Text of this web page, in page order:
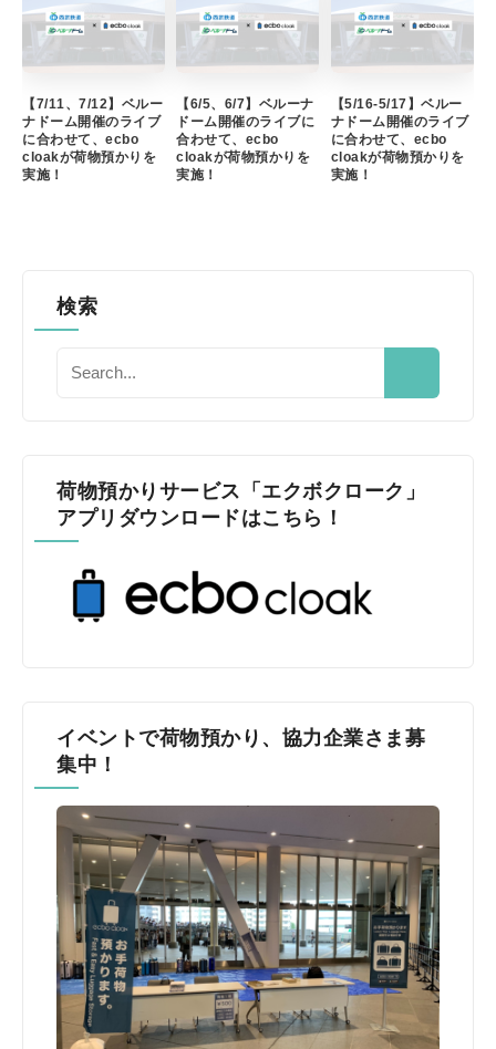
【7/11、7/12】ベルー
ナドーム開催のライブ
に合わせて、ecbo
cloakが荷物預かりを
実施！
【6/5、6/7】ベルーナ
ドーム開催のライブに
合わせて、ecbo
cloakが荷物預かりを
実施！
【5/16-5/17】ベルー
ナドーム開催のライブ
に合わせて、ecbo
cloakが荷物預かりを
実施！
検索
荷物預かりサービス「エクボクローク」
アプリダウンロードはこちら！
イベントで荷物預かり、協力企業さま募
集中！